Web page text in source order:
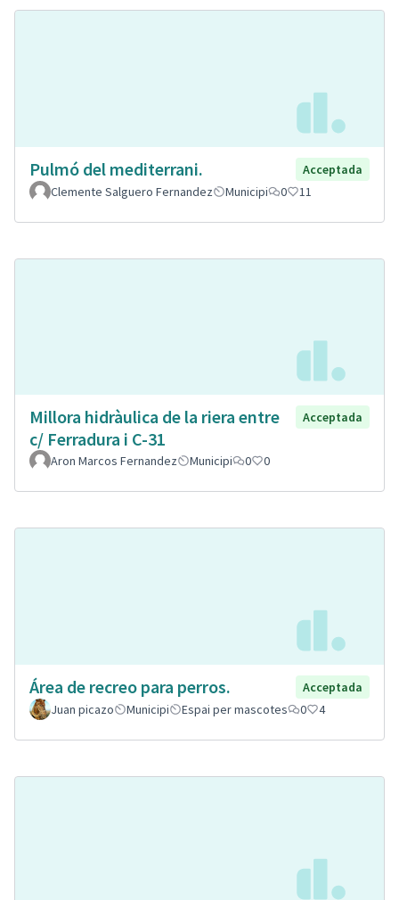
Pulmó del mediterrani.
Acceptada
Clemente Salguero Fernandez
Municipi 0 11
Millora hidràulica de la riera entre
c/ Ferradura i C-31
Acceptada
Aron Marcos Fernandez Municipi 0 0
Área de recreo para perros.
Acceptada
Juan picazo
Municipi Espai per mascotes 0 4